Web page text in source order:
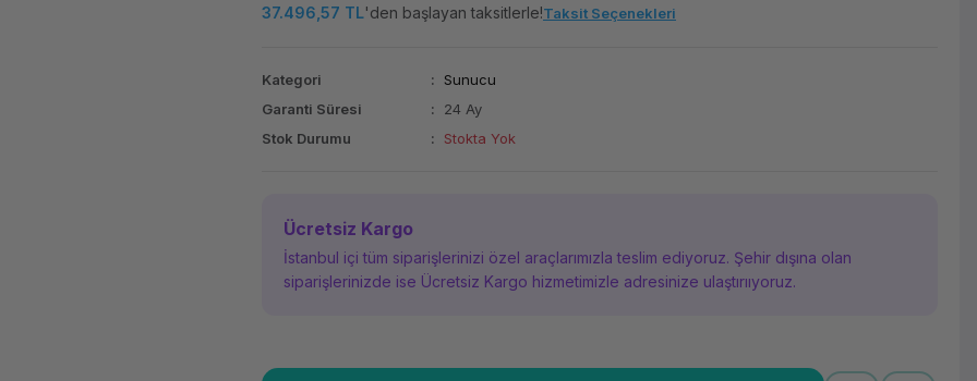
37.496,57 TL'den başlayan taksitlerle!Taksit Seçenekleri
Kategori
Sunucu
Garanti Süresi
24 Ay
Stok Durumu
Stokta Yok
Ücretsiz Kargo
İstanbul içi tüm siparişlerinizi özel araçlarımızla teslim ediyoruz. Şehir dışına olan
siparişlerinizde ise Ücretsiz Kargo hizmetimizle adresinize ulaştırııyoruz.